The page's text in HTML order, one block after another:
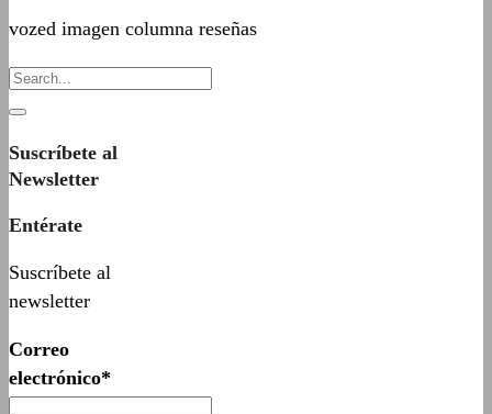
vozed imagen columna reseñas
Suscríbete al
Newsletter
Entérate
Suscríbete al
newsletter
Correo
electrónico*